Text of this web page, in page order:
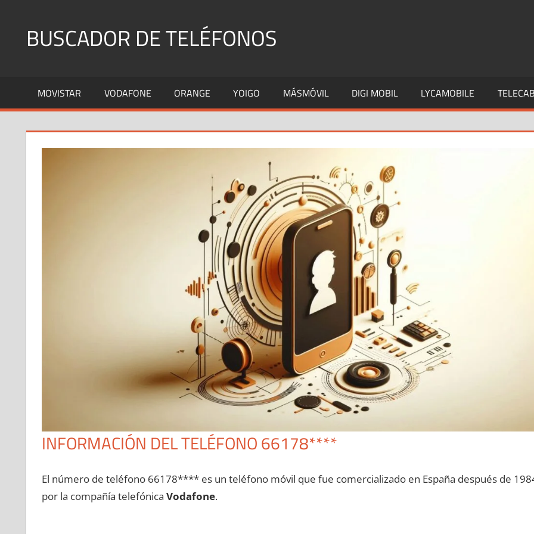
contenidoBUSCADOR DE TELÉFONOS
Fijos
y
MOVISTAR VODAFONE ORANGE YOIGO MÁSMÓVIL DIGI MOBIL LYCAMOBILE
INFORMACIÓN DEL TELÉFONO 66178****
El número dе teléfono 66178**** es un teléfono móvil quе fue comercializado en España después dе
pοr la compañía telefónica Vodafone.